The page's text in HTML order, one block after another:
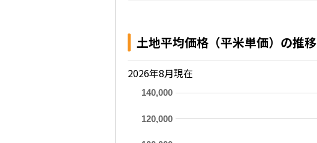
土地平均価格（平米単価）の推移
2026年8月現在
120,000
140,000